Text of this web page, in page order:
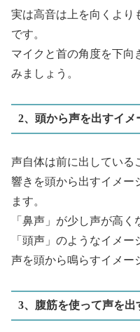
実は高音は上を向くより
です。
マイクと首の角度を下向
みましょう。
2、頭から声を出すイメ
声自体は前に出している
響きを頭から出すイメー
ます。
「鼻声」が少し声が高く
「頭声」のようなイメー
声を頭から鳴らすイメー
3、腹筋を使って声を出